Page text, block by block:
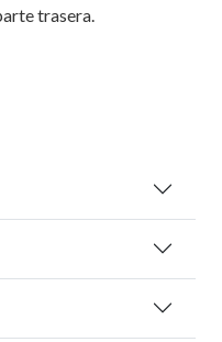
trasera.